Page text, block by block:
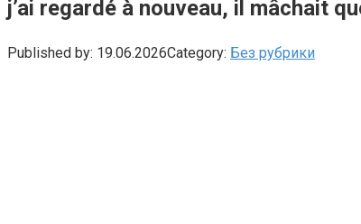
j’ai regardé à nouveau, il mâchait
Published by: 19.06.2026Category: Без рубрики